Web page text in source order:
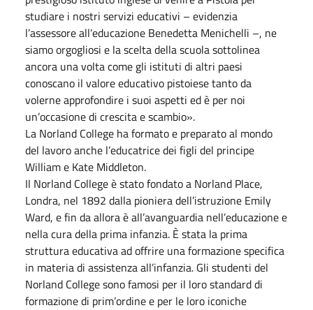
studiare i nostri servizi educativi – evidenzia
l’assessore all’educazione Benedetta Menichelli –, ne
siamo orgogliosi e la scelta della scuola sottolinea
ancora una volta come gli istituti di altri paesi
conoscano il valore educativo pistoiese tanto da
volerne approfondire i suoi aspetti ed è per noi
un’occasione di crescita e scambio».
La Norland College ha formato e preparato al mondo
del lavoro anche l’educatrice dei figli del principe
William e Kate Middleton.
Il Norland College è stato fondato a Norland Place,
Londra, nel 1892 dalla pioniera dell’istruzione Emily
Ward, e fin da allora è all’avanguardia nell’educazione e
nella cura della prima infanzia. È stata la prima
struttura educativa ad offrire una formazione specifica
in materia di assistenza all’infanzia. Gli studenti del
Norland College sono famosi per il loro standard di
formazione di prim’ordine e per le loro iconiche